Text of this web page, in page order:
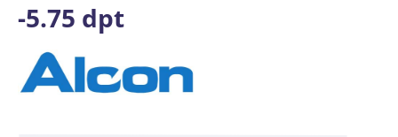
-5.75 dpt